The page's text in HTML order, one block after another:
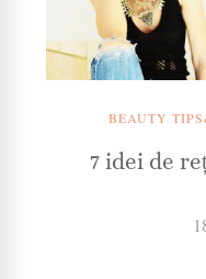
BEAUTY
7 idei de